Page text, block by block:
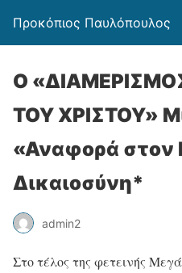
Προκόπιος Παυλόπουλος
Ο
ΤΟΥ ΧΡΙΣΤΟΥ»
«Αναφορά στον
Δικαιοσύνη*
admin2
Στο τέλος της φετεινής